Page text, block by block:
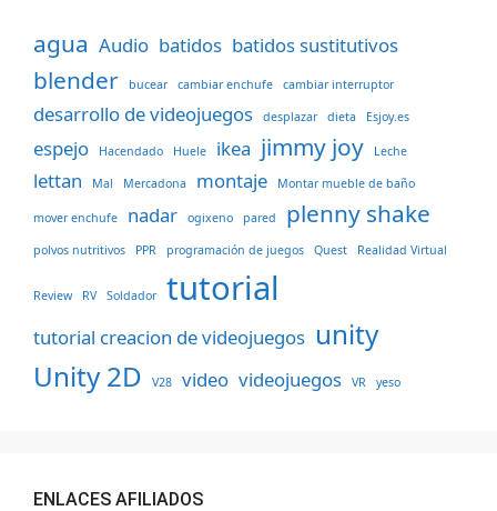
agua Audio batidos batidos sustitutivos
blender bucear cambiar enchufe cambiar interruptor
desarrollo de videojuegos desplazar dieta Esjoy.es
espejo Hacendado Huele ikea jimmy joy Leche
lettan Mal Mercadona montaje Montar mueble de baño
mover enchufe nadar ogixeno pared plenny shake
polvos nutritivos PPR programación de juegos Quest Realidad Virtual
Review RV Soldador tutorial
tutorial creacion de videojuegos unity
Unity 2D
V28 video videojuegos VR yeso
ENLACES AFILIADOS